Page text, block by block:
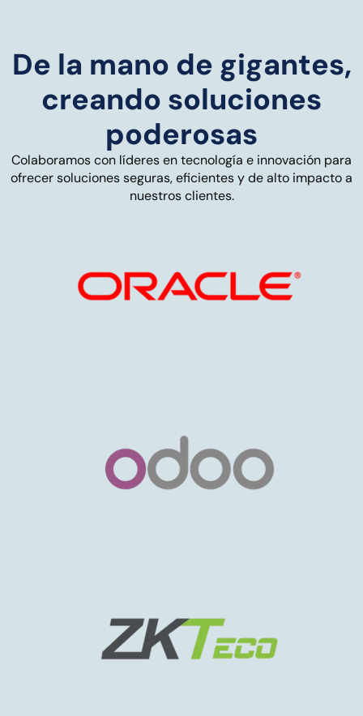
De la mano de gigantes,
creando soluciones
poderosas
Colaboramos con líderes en tecnología e innovación para
ofrecer soluciones seguras, eficientes y de alto impacto a
nuestros clientes.